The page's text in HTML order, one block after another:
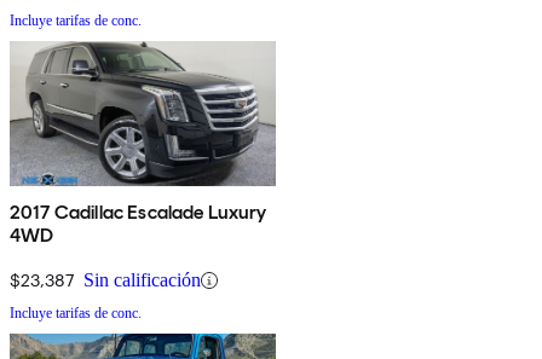
Incluye tarifas de conc.
2017 Cadillac Escalade Luxury
4WD
$23,387 Sin calificación
Incluye tarifas de conc.